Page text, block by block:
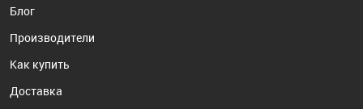
Блог
Производители
Как купить
Доставка